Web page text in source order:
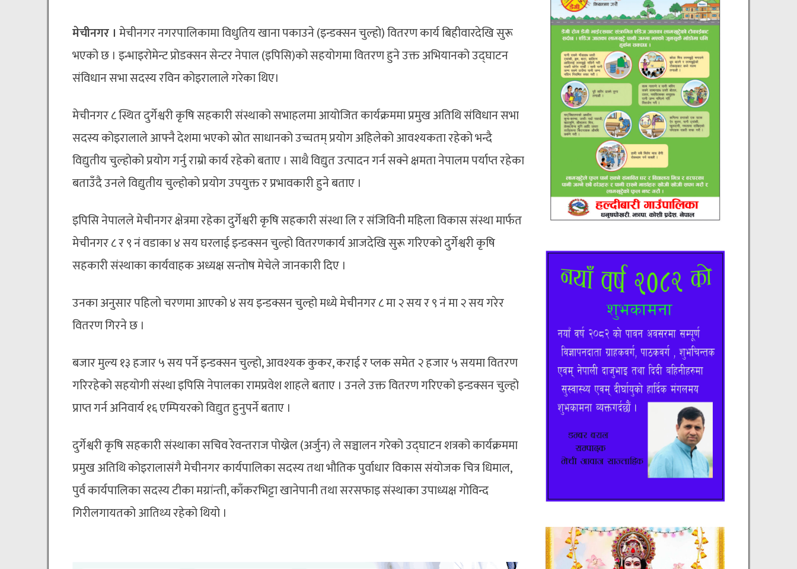
मेचीनगर । मेचीनगर नगरपालिकामा विधुतिय खाना पकाउने (इन्डक्सन चुल्हो) वितरण कार्य बिहीवारदेखि सुरू
भएको छ । इन्भाइरोमेन्ट प्रोडक्सन सेन्टर नेपाल (इपिसि)को सहयोगमा वितरण हुने उक्त अभियानको उद्घाटन
संविधान सभा सदस्य रविन कोइरालाले गरेका थिए।
मेचीनगर ८ स्थित दुर्गेश्वरी कृषि सहकारी संस्थाको सभाहलमा आयोजित कार्यक्रममा प्रमुख अतिथि संविधान सभा
सदस्य कोइरालाले आफ्नै देशमा भएको स्रोत साधानको उच्चतम् प्रयोग अहिलेको आवश्यकता रहेको भन्दै
विद्युतीय चुल्होको प्रयोग गर्नु राम्रो कार्य रहेको बताए । साथै विद्युत उत्पादन गर्न सक्ने क्षमता नेपालम पर्याप्त रहेका
बताउँदै उनले विद्युतीय चुल्होको प्रयोग उपयुक्त र प्रभावकारी हुने बताए ।
इपिसि नेपालले मेचीनगर क्षेत्रमा रहेका दुर्गेश्वरी कृषि सहकारी संस्था लि र संजिविनी महिला विकास संस्था मार्फत
मेचीनगर ८ र ९ नं वडाका ४ सय घरलाई इन्डक्सन चुल्हो वितरणकार्य आजदेखि सुरू गरिएको दुर्गेश्वरी कृषि
सहकारी संस्थाका कार्यवाहक अध्यक्ष सन्तोष मेचेले जानकारी दिए ।
उनका अनुसार पहिलो चरणमा आएको ४ सय इन्डक्सन चुल्हो मध्ये मेचीनगर ८ मा २ सय र ९ नं मा २ सय गरेर
वितरण गिरने छ ।
बजार मुल्य १३ हजार ५ सय पर्ने इन्डक्सन चुल्हो, आवश्यक कुकर, कराई र प्लक समेत २ हजार ५ सयमा वितरण
गरिरहेको सहयोगी संस्था इपिसि नेपालका रामप्रवेश शाहले बताए । उनले उक्त वितरण गरिएको इन्डक्सन चुल्हो
प्राप्त गर्न अनिवार्य १६ एम्पियरको विद्युत हुनुपर्ने बताए ।
दुर्गेश्वरी कृषि सहकारी संस्थाका सचिव रेवन्तराज पोख्रेल (अर्जुन) ले सञ्चालन गरेको उद्घाटन शत्रको कार्यक्रममा
प्रमुख अतिथि कोइरालासंगै मेचीनगर कार्यपालिका सदस्य तथा भौतिक पुर्वाधार विकास संयोजक चित्र धिमाल,
पुर्व कार्यपालिका सदस्य टीका मग्रांन्ती, काँकरभिट्टा खानेपानी तथा सरसफाइ संस्थाका उपाध्यक्ष गोविन्द
गिरीलगायतको आतिथ्य रहेको थियो ।